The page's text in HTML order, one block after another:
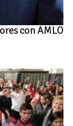
con AMLO